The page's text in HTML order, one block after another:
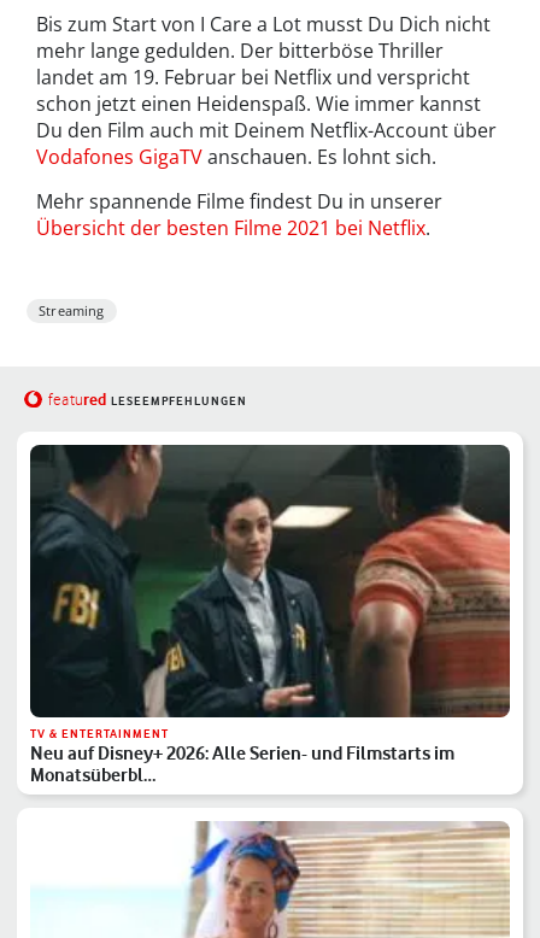
Bis zum Start von I Care a Lot musst Du Dich nicht
mehr lange gedulden. Der bitterböse Thriller
landet am 19. Februar bei Netflix und verspricht
schon jetzt einen Heidenspaß. Wie immer kannst
Du den Film auch mit Deinem Netflix-Account über
Vodafones GigaTVanschauen. Es lohnt sich.
Mehr spannende Filme findest Du in unserer
Übersicht der besten Filme 2021 bei Netflix.
Streaming
featured LESEEMPFEHLUNGEN
TV & ENTERTAINMENT
Neu auf Disney+ 2026: Alle Serien- und Filmstarts im
Monatsüberbl…